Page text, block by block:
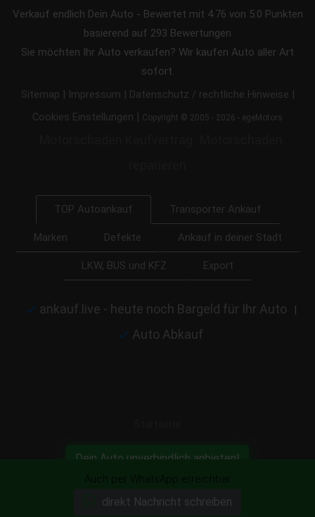
Verkauf endlich Dein Auto - Bewertet mit 4.76 von 5.0 Punkten
basierend auf 293 Bewertungen
Sie möchten Ihr Auto verkaufen? Wir kaufen Auto aller Art
sofort.
Sitemap | Impressum | Datenschutz / rechtliche Hinweise |
Cookies Einstellungen | Copyright © 2005 - 2026 - egeMotors
TOP Autoankauf Transporter Ankauf
Marken Defekte Ankauf in deiner Stadt
LKW, BUS und KFZ Export
ankauf.live - heute noch Bargeld für Ihr Auto |
Auto Abkauf
Dein Auto unverbindlich anbieten!
Auch per WhatsApp erreichbar
direkt Nachricht schreiben